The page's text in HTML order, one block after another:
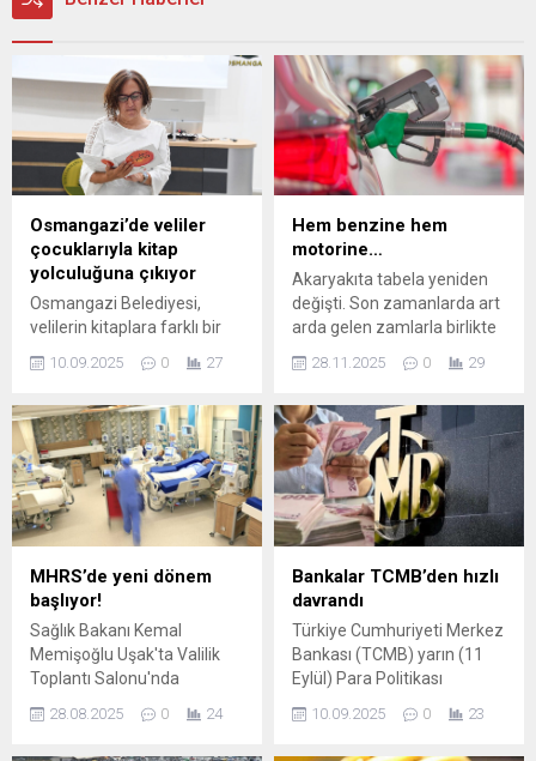
Osmangazi’de veliler
çocuklarıyla kitap
yolculuğuna çıkıyor
Osmangazi Belediyesi,
velilerin kitaplara farklı bir
gözle bakabilmesi ve
çocuklarına kitap sevgisi
başlattı. Osmangazi
Belediyesi, ailelerin
çocuklarıyla kitap ilişkisini
güçlendirmek amacıyla
anlamlı bir etkinliğe imza
attı. Demirtaş Kültür
Merkezi’nde düzenlenen
“Yetişkinlerle Çocuk
Kitaplarına Bakış Atölyesi”
velilerin kitaplara farklı bir
gözle bakmalarını ve
çocuklarına kitap okuma...
10.09.2025 0 27
Hem benzine hem
motorine…
Akaryakıta tabela yeniden
değişti. Son zamanlarda art
arda gelen zamlarla birlikte
litresi 60 TL'ye dayanan
hatta bazı illerde 60 lirayı
sahiplerini zorlamaya
başlamıştı. Fakat
uluslararası piyasalarda
Brent petrol varil ...
28.11.2025 0 29
MHRS’de yeni dönem
başlıyor!
Sağlık Bakanı Kemal
Memişoğlu Uşak'ta Valilik
Toplantı Salonu'nda
Türkiye Yüzyılı Uşak Sağlık
28.08.2025 0 24
Bankalar TCMB’den hızlı
davrandı
Türkiye Cumhuriyeti Merkez
Bankası (TCMB) yarın (11
Eylül) Para Politikası
açıklayacak. TCMB'nin faiz
10.09.2025 0 23